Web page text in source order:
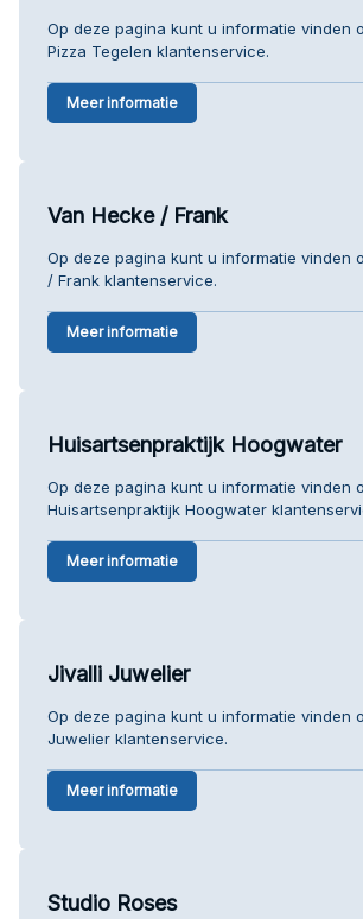
Op deze pagina kunt u informatie vinden
Pizza Tegelen klantenservice.
Meer informatie
Van Hecke / Frank
Op deze pagina kunt u informatie vinden
/ Frank klantenservice.
Meer informatie
Huisartsenpraktijk Hoogwater
Op deze pagina kunt u informatie vinden
Huisartsenpraktijk Hoogwater
Meer informatie
Jivalli Juwelier
Op deze pagina kunt u informatie vinden
Juwelier klantenservice.
Meer informatie
Studio Roses